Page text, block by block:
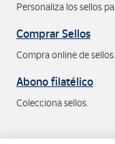
Personaliza los sellos
Comprar Sellos
Compra online de sellos.
Abono filatélico
Colecciona sellos.